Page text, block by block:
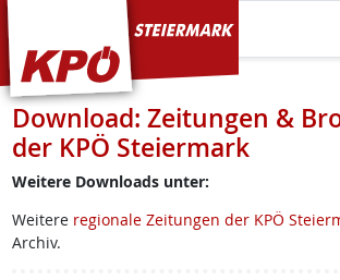
KPÖ Steiermark
Download: Zeitungen &
der KPÖ Steiermark
Weitere Downloads unter:
Weitere regionale Zeitungen der KPÖ
Archiv.